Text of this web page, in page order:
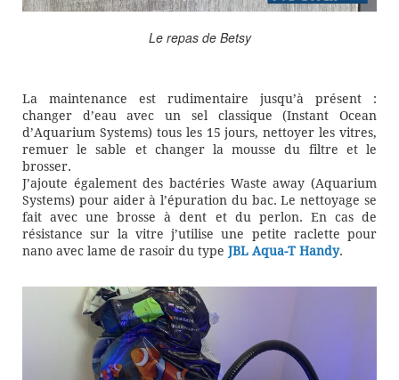
Le repas de Betsy
La maintenance est rudimentaire jusqu’à présent :
changer d’eau avec un sel classique (Instant Ocean
d’Aquarium Systems) tous les 15 jours, nettoyer les vitres,
remuer le sable et changer la mousse du filtre et le
brosser.
J’ajoute également des bactéries Waste away (Aquarium
Systems) pour aider à l’épuration du bac. Le nettoyage se
fait avec une brosse à dent et du perlon. En cas de
résistance sur la vitre j’utilise une petite raclette pour
nano avec lame de rasoir du type JBL Aqua-T Handy.